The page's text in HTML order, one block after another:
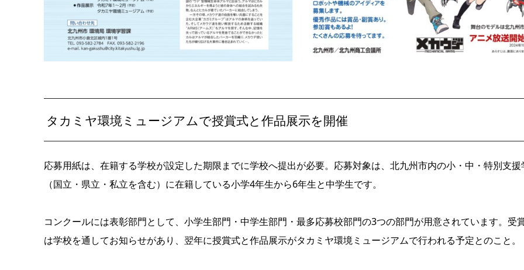
タカミヤ環境ミュージアムで授賞式と作品展示を開催
応募用紙は、在籍する学校が設定した期限までに学校へ提出が必要。応募対象は、北九州市内の小・中・特別支援
（国立・県立・私立を含む）に在籍している小学4年生から6年生と中学生です。
コンクールには表彰部門として、小学生部門・中学生部門・最多応募校部門の3つの部門が用意されています。受
は学校を通してお知らせがあり、翌年に授賞式と作品展示がタカミヤ環境ミュージアムで行われる予定とのこと。